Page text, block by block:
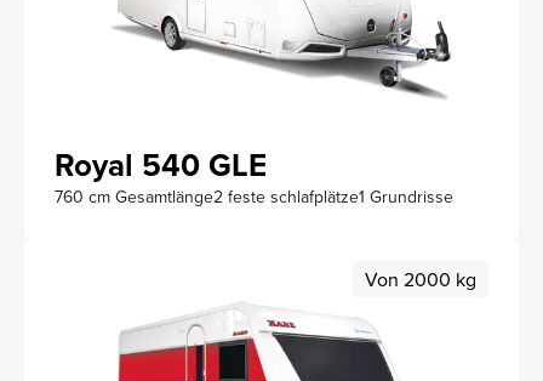
Royal 540 GLE
760 cm Gesamtlänge2 feste schlafplätze1 Grundrisse
Von 2000 kg